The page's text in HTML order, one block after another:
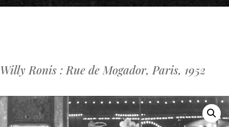
Willy Ronis : Rue de Mogador, Paris, 1952